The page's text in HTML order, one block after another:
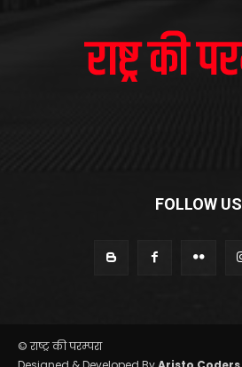
FOLLOW US
© राष्ट्र की परम्परा